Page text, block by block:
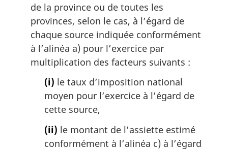
de la province ou de toutes les
provinces, selon le cas, à l’égard de
chaque source indiquée conformément
à l’alinéa a) pour l’exercice par
multiplication des facteurs suivants :
(i) le taux d’imposition national
moyen pour l’exercice à l’égard de
cette source,
(ii) le montant de l’assiette estimé
conformément à l’alinéa c) à l’égard